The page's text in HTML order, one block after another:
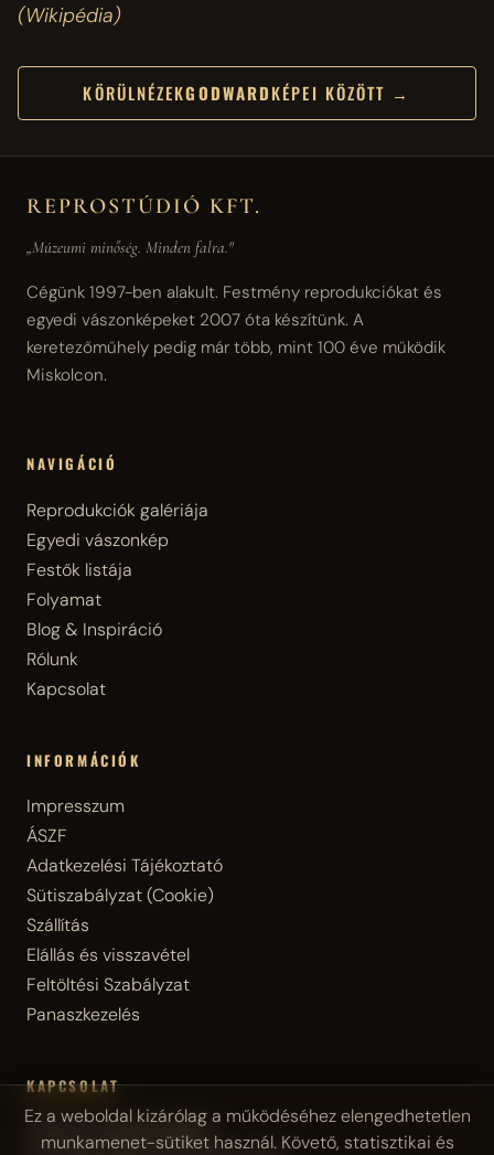
(Wikipédia)
KÖRÜLNÉZEKGODWARDKÉPEI KÖZÖTT →
REPROSTÚDIÓ KFT.
„Múzeumi minőség. Minden falra."
Cégünk 1997-ben alakult. Festmény reprodukciókat és
egyedi vászonképeket 2007 óta készítünk. A
keretezőműhely pedig már több, mint 100 éve működik
Miskolcon.
NAVIGÁCIÓ
Reprodukciók galériája
Egyedi vászonkép
Festők listája
Folyamat
Blog & Inspiráció
Rólunk
Kapcsolat
INFORMÁCIÓK
Impresszum
ÁSZF
Adatkezelési Tájékoztató
Sütiszabályzat (Cookie)
Szállítás
Elállás és visszavétel
Feltöltési Szabályzat
Panaszkezelés
KAPCSOLAT
Telefonos ügyfélszolgálat:
Ez a weboldal kizárólag a működéséhez elengedhetetlen
munkamenet-sütiket használ. Követő, statisztikai és